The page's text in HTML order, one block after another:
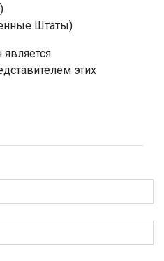
Штаты)
этих